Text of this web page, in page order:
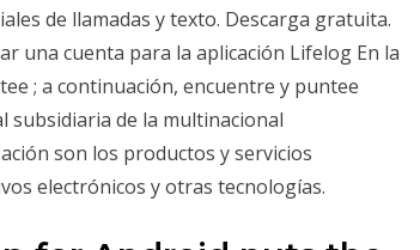
de llamadas y texto. Descarga gratuita.
una cuenta para la aplicación Lifelog En la
; a continuación, encuentre y puntee
subsidiaria de la multinacional
son los productos y servicios
electrónicos y otras tecnologías.